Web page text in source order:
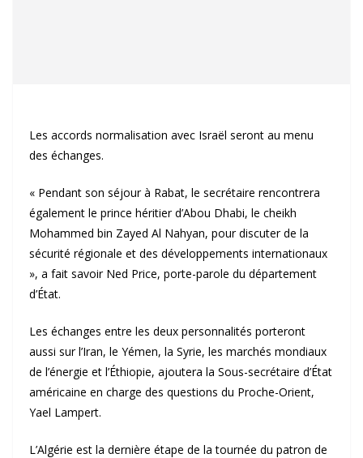
Les accords normalisation avec Israël seront au menu
des échanges.
« Pendant son séjour à Rabat, le secrétaire rencontrera
également le prince héritier d’Abou Dhabi, le cheikh
Mohammed bin Zayed Al Nahyan, pour discuter de la
sécurité régionale et des développements internationaux
», a fait savoir Ned Price, porte-parole du département
d’État.
Les échanges entre les deux personnalités porteront
aussi sur l’Iran, le Yémen, la Syrie, les marchés mondiaux
de l’énergie et l’Éthiopie, ajoutera la Sous-secrétaire d’État
américaine en charge des questions du Proche-Orient,
Yael Lampert.
L’Algérie est la dernière étape de la tournée du patron de